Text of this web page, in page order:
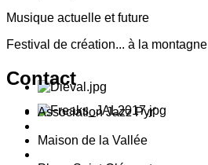
Musique actuelle et future
Festival de création... à la montagne
Contact
Association Jazz Pyr'
Maison de la Vallée